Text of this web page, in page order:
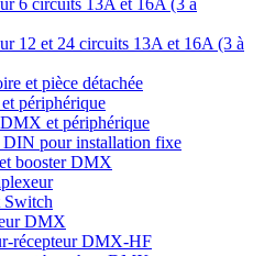
6 circuits 13A et 16A (3 à
12 et 24 circuits 13A et 16A (3 à
et pièce détachée
périphérique
et périphérique
pour installation fixe
booster DMX
Switch
DMX
récepteur DMX-HF